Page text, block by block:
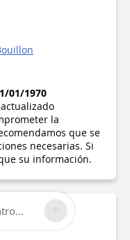
01/1970
la
que se
necesarias. Si
su información.